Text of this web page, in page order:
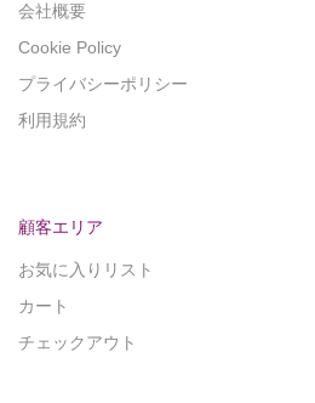
会社概要
Cookie Policy
プライバシーポリシー
利用規約
顧客エリア
お気に入りリスト
カート
チェックアウト